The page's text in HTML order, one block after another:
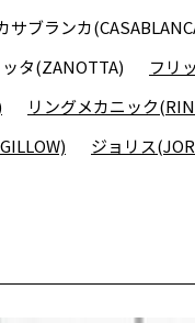
サブランカ
タ(ZANOTTA) フリ
リングメカニック
ジョリス